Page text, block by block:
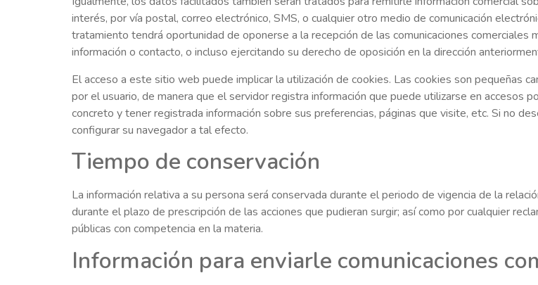
interés, por vía postal, correo electrónico, SMS, o cualquier otro medio de comunicación
tratamiento tendrá oportunidad de oponerse a la recepción de las comunicaciones
información o contacto, o incluso ejercitando su derecho de oposición en la dirección
El acceso a este sitio web puede implicar la utilización de cookies. Las cookies son pequeñas
por el usuario, de manera que el servidor registra información que puede utilizarse en accesos
concreto y tener registrada información sobre sus preferencias, páginas que visite, etc. Si no
configurar su navegador a tal efecto.
Tiempo de conservación
La información relativa a su persona será conservada durante el periodo de vigencia de la
durante el plazo de prescripción de las acciones que pudieran surgir; así como por cualquier
públicas con competencia en la materia.
Información para enviarle comunicaciones